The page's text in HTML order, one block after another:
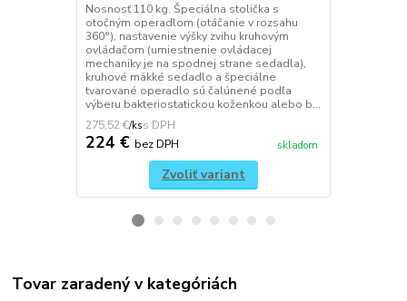
Nosnosť 110 kg. Špeciálna stolička s
otočným operadlom (otáčanie v rozsahu
360°), nastavenie výšky zvihu kruhovým
ovládačom (umiestnenie ovládacej
mechaniky je na spodnej strane sedadla),
kruhové mäkké sedadlo a špeciálne
tvarované operadlo sú čalúnené podľa
výberu bakteriostatickou koženkou alebo b...
275,52 €/ks
224 € bez DPH skladom
Zvoliť variant
Tovar zaradený v kategóriách